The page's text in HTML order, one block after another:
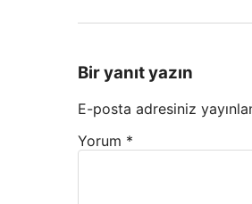
Bir yanıt yazın
E-posta adresiniz
Yorum *